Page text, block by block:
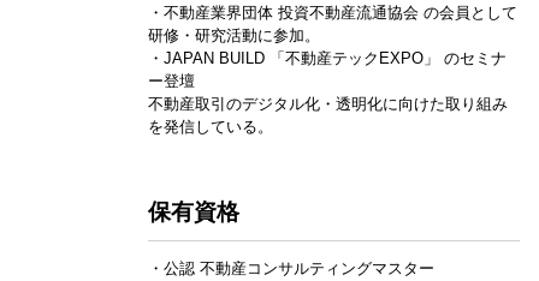
・不動産業界団体 投資不動産流通協会 の会員として
研修・研究活動に参加。
・JAPAN BUILD 「不動産テックEXPO」 のセミナ
ー登壇
不動産取引のデジタル化・透明化に向けた取り組み
を発信している。
保有資格
・公認 不動産コンサルティングマスター